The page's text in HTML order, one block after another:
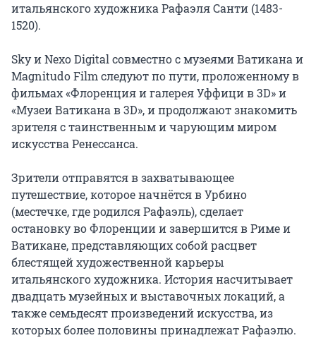
итальянского художника Рафаэля Санти (1483-
1520).
Sky и Nexo Digital совместно с музеями Ватикана и
Magnitudo Film следуют по пути, проложенному в
фильмах «Флоренция и галерея Уффици в 3D» и
«Музеи Ватикана в 3D», и продолжают знакомить
зрителя с таинственным и чарующим миром
искусства Ренессанса.
Зрители отправятся в захватывающее
путешествие, которое начнётся в Урбино
(местечке, где родился Рафаэль), сделает
остановку во Флоренции и завершится в Риме и
Ватикане, представляющих собой расцвет
блестящей художественной карьеры
итальянского художника. История насчитывает
двадцать музейных и выставочных локаций, а
также семьдесят произведений искусства, из
которых более половины принадлежат Рафаэлю.